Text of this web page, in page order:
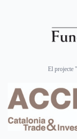
El projecte